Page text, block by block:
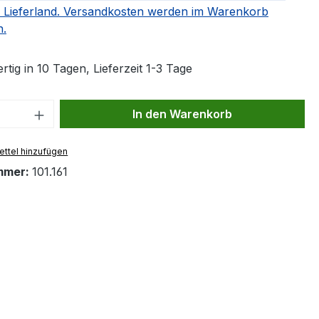
Versandkosten werden im Warenkorb
in 10 Tagen, Lieferzeit 1-3 Tage
Anzahl: Gib den gewünschten Wert
In den Warenkorb
hinzufügen
101.161